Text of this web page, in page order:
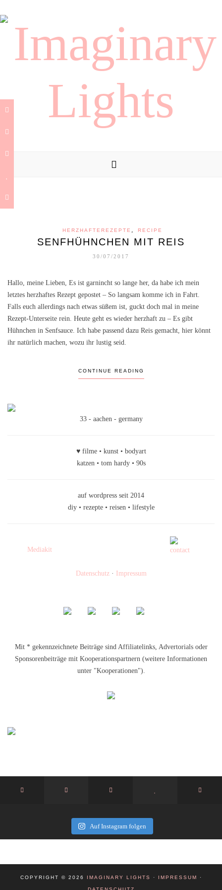
HERZHAFTEREZEPTE , RECIPE
SENFHÜHNCHEN MIT REIS
30/07/2017
Hallo, meine Lieben, Es ist garnincht so lange her, da habe ich mein
letztes herzhaftes Rezept gepostet – So langsam komme ich in Fahrt.
Falls euch allerdings nach etwas süßem ist, guckt doch mal in meine
Rezept-Unterseite rein. Heute geht es wieder herzhaft zu – Es gibt
Hühnchen in Senfsauce. Ich habe passend dazu Reis gemacht, hier könnt
ihr natürlich machen, wozu ihr lustig seid.
CONTINUE READING
33 - aachen - germany
♥ filme • kunst • bodyart
katzen • tom hardy • 90s
auf wordpress seit 2014
diy • rezepte • reisen • lifestyle
Mediakit
Datenschutz· Impressum
Mit * gekennzeichnete Beiträge sind Affiliatelinks, Advertorials oder
Sponsorenbeiträge mit Kooperationspartnern (weitere Informationen
unter "Kooperationen").
Auf Instagram folgen
COPYRIGHT © 2026 IMAGINARY LIGHTS · IMPRESSUM ·